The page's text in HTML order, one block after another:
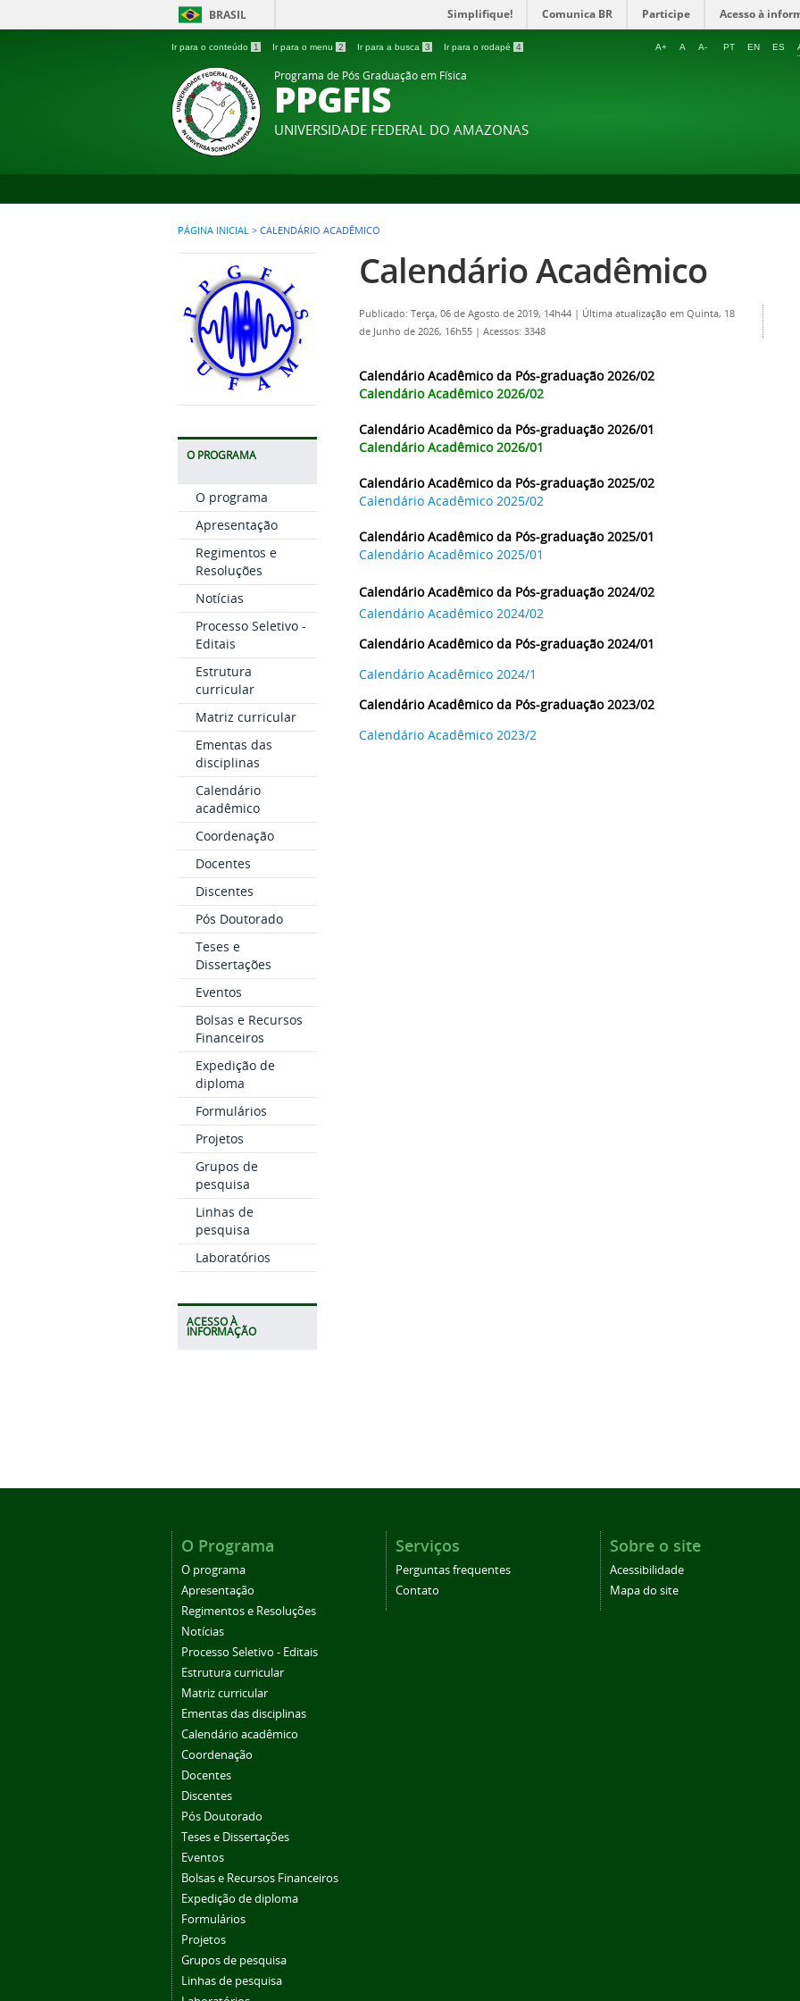
BRASIL Simplifique! Comunica BR Participe Acesso à
Ir para o conteúdo 1 Ir para o menu 2 Ir para a busca 3 Ir para o rodapé 4 A+ A A- PT EN ES
Programa de Pós Graduação em Física
PPGFIS
UNIVERSIDADE FEDERAL DO AMAZONAS
PÁGINA INICIAL > CALENDÁRIO ACADÊMICO
O PROGRAMA
O programa
Apresentação
Regimentos e
Resoluções
Notícias
Processo Seletivo -
Editais
Estrutura
curricular
Matriz curricular
Ementas das
disciplinas
Calendário
acadêmico
Coordenação
Docentes
Discentes
Pós Doutorado
Teses e
Dissertações
Eventos
Bolsas e Recursos
Financeiros
Expedição de
diploma
Formulários
Projetos
Grupos de
pesquisa
Linhas de
pesquisa
Laboratórios
ACESSO À
INFORMAÇÃO
Calendário Acadêmico
Publicado: Terça, 06 de Agosto de 2019, 14h44 | Última atualização em Quinta, 18
de Junho de 2026, 16h55 | Acessos: 3348
Calendário Acadêmico da Pós-graduação 2026/02
Calendário Acadêmico 2026/02
Calendário Acadêmico da Pós-graduação 2026/01
Calendário Acadêmico 2026/01
Calendário Acadêmico da Pós-graduação 2025/02
Calendário Acadêmico 2025/02
Calendário Acadêmico da Pós-graduação 2025/01
Calendário Acadêmico 2025/01
Calendário Acadêmico da Pós-graduação 2024/02
Calendário Acadêmico 2024/02
Calendário Acadêmico da Pós-graduação 2024/01
Calendário Acadêmico 2024/1
Calendário Acadêmico da Pós-graduação 2023/02
Calendário Acadêmico 2023/2
O Programa
O programa
Apresentação
Regimentos e Resoluções
Notícias
Processo Seletivo - Editais
Estrutura curricular
Matriz curricular
Ementas das disciplinas
Calendário acadêmico
Coordenação
Docentes
Discentes
Pós Doutorado
Teses e Dissertações
Eventos
Bolsas e Recursos Financeiros
Expedição de diploma
Formulários
Projetos
Grupos de pesquisa
Linhas de pesquisa
Serviços
Perguntas frequentes
Contato
Sobre o site
Acessibilidade
Mapa do site